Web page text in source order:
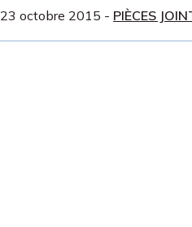
23 octobre 2015 - PIÈCES